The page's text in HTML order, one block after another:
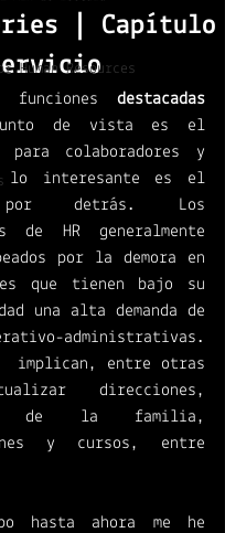
Human Resources
| Capítulo
funciones destacadas
de vista es el
para colaboradores y
lo interesante es el
por detrás. Los
de HR generalmente
por la demora en
que tienen bajo su
una alta demanda de
administrativas.
implican, entre otras
direcciones,
de la familia,
y cursos, entre
hasta ahora me he